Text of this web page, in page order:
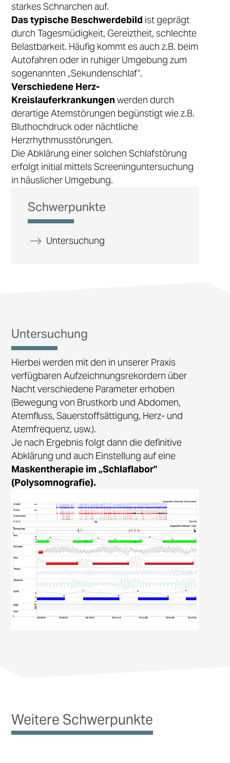
starkes Schnarchen auf.
Das typische Beschwerdebild ist geprägt
durch Tagesmüdigkeit, Gereiztheit, schlechte
Belastbarkeit. Häufig kommt es auch z.B. beim
Autofahren oder in ruhiger Umgebung zum
sogenannten „Sekundenschlaf”.
Verschiedene Herz-
Kreislauferkrankungen werden durch
derartige Atemstörungen begünstigt wie z.B.
Bluthochdruck oder nächtliche
Herzrhythmusstörungen.
Die Abklärung einer solchen Schlafstörung
erfolgt initial mittels Screeninguntersuchung
in häuslicher Umgebung.
Schwerpunkte
Untersuchung
Untersuchung
Hierbei werden mit den in unserer Praxis
verfügbaren Aufzeichnungsrekordern über
Nacht verschiedene Parameter erhoben
(Bewegung von Brustkorb und Abdomen,
Atemfluss, Sauerstoffsättigung, Herz- und
Atemfrequenz, usw.).
Je nach Ergebnis folgt dann die definitive
Abklärung und auch Einstellung auf eine
Maskentherapie im „Schlaflabor”
(Polysomnografie).
Weitere Schwerpunkte